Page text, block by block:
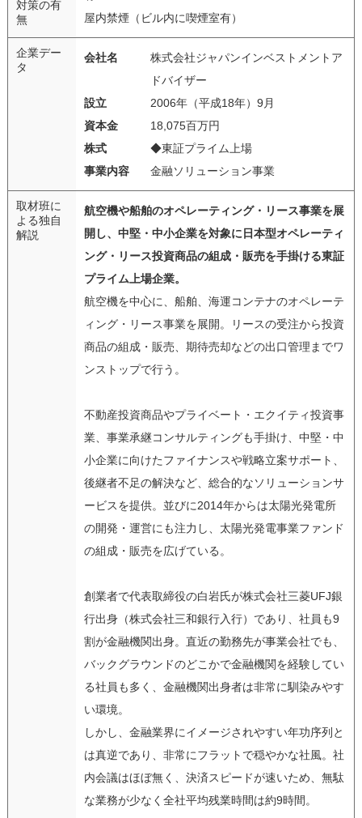
対策の有
無
屋内禁煙（ビル内に喫煙室有）
企業デー
タ
会社名
株式会社ジャパンインベストメントア
ドバイザー
設立
2006年（平成18年）9月
資本金
18,075百万円
株式
◆東証プライム上場
事業内容
金融ソリューション事業
取材班に
よる独自
解説
航空機や船舶のオペレーティング・リース事業を展
開し、中堅・中小企業を対象に日本型オペレーティ
ング・リース投資商品の組成・販売を手掛ける東証
プライム上場企業。
航空機を中心に、船舶、海運コンテナのオペレーテ
ィング・リース事業を展開。リースの受注から投資
商品の組成・販売、期待売却などの出口管理までワ
ンストップで行う。
不動産投資商品やプライベート・エクイティ投資事
業、事業承継コンサルティングも手掛け、中堅・中
小企業に向けたファイナンスや戦略立案サポート、
後継者不足の解決など、総合的なソリューションサ
ービスを提供。並びに2014年からは太陽光発電所
の開発・運営にも注力し、太陽光発電事業ファンド
の組成・販売を広げている。
創業者で代表取締役の白岩氏が株式会社三菱UFJ銀
行出身（株式会社三和銀行入行）であり、社員も9
割が金融機関出身。直近の勤務先が事業会社でも、
バックグラウンドのどこかで金融機関を経験してい
る社員も多く、金融機関出身者は非常に馴染みやす
い環境。
しかし、金融業界にイメージされやすい年功序列と
は真逆であり、非常にフラットで穏やかな社風。社
内会議はほぼ無く、決済スピードが速いため、無駄
な業務が少なく全社平均残業時間は約9時間。